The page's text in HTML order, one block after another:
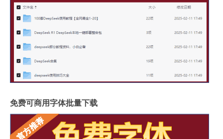
免费可商用字体批量下载